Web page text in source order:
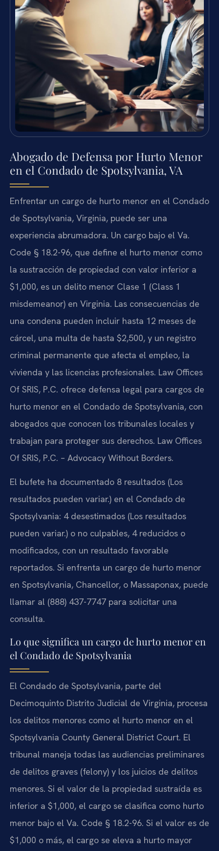
Abogado de Defensa por Hurto Menor
en el Condado de Spotsylvania, VA
Enfrentar un cargo de hurto menor en el Condado
de Spotsylvania, Virginia, puede ser una
experiencia abrumadora. Un cargo bajo el Va.
Code § 18.2-96, que define el hurto menor como
la sustracción de propiedad con valor inferior a
$1,000, es un delito menor Clase 1 (Class 1
misdemeanor) en Virginia. Las consecuencias de
una condena pueden incluir hasta 12 meses de
cárcel, una multa de hasta $2,500, y un registro
criminal permanente que afecta el empleo, la
vivienda y las licencias profesionales. Law Offices
Of SRIS, P.C. ofrece defensa legal para cargos de
hurto menor en el Condado de Spotsylvania, con
abogados que conocen los tribunales locales y
trabajan para proteger sus derechos. Law Offices
Of SRIS, P.C. – Advocacy Without Borders.
El bufete ha documentado 8 resultados (Los
resultados pueden variar.) en el Condado de
Spotsylvania: 4 desestimados (Los resultados
pueden variar.) o no culpables, 4 reducidos o
modificados, con un resultado favorable
reportados. Si enfrenta un cargo de hurto menor
en Spotsylvania, Chancellor, o Massaponax, puede
llamar al (888) 437-7747 para solicitar una
consulta.
Lo que significa un cargo de hurto menor en
el Condado de Spotsylvania
El Condado de Spotsylvania, parte del
Decimoquinto Distrito Judicial de Virginia, procesa
los delitos menores como el hurto menor en el
Spotsylvania County General District Court. El
tribunal maneja todas las audiencias preliminares
de delitos graves (felony) y los juicios de delitos
menores. Si el valor de la propiedad sustraída es
inferior a $1,000, el cargo se clasifica como hurto
menor bajo el Va. Code § 18.2-96. Si el valor es de
$1,000 o más, el cargo se eleva a hurto mayor